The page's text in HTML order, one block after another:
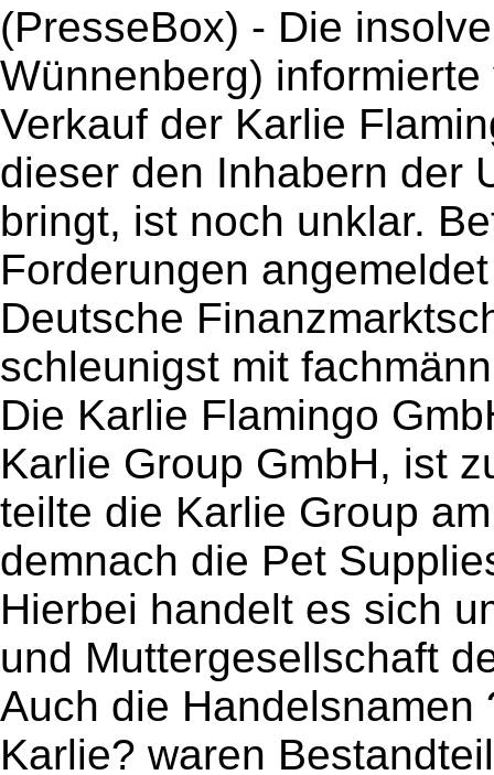
(PresseBox) - Die
Wünnenberg)
Verkauf der Karlie
dieser den Inhabern der
bringt, ist noch unklar.
Forderungen
Deutsche
schleunigst mit
Die Karlie Flamingo
Karlie Group GmbH, ist
teilte die Karlie Group
demnach die Pet
Hierbei handelt es sich
und Muttergesellschaft
Auch die
Karlie? waren